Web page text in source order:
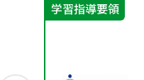
学習指導要領